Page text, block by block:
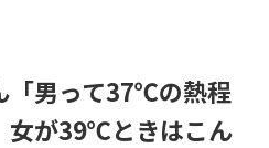
「男って37℃の熱程
女が39℃ときはこん